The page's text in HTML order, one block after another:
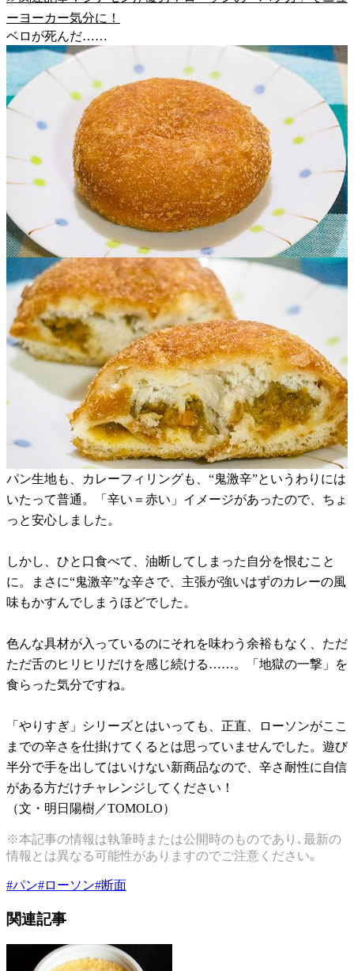
ーヨーカー気分に！
ベロが死んだ……
パン生地も、カレーフィリングも、“鬼激辛”というわりには
いたって普通。「辛い＝赤い」イメージがあったので、ちょ
っと安心しました。
しかし、ひと口食べて、油断してしまった自分を恨むこと
に。まさに“鬼激辛”な辛さで、主張が強いはずのカレーの風
味もかすんでしまうほどでした。
色んな具材が入っているのにそれを味わう余裕もなく、ただ
ただ舌のヒリヒリだけを感じ続ける……。「地獄の一撃」を
食らった気分ですね。
「やりすぎ」シリーズとはいっても、正直、ローソンがここ
までの辛さを仕掛けてくるとは思っていませんでした。遊び
半分で手を出してはいけない新商品なので、辛さ耐性に自信
がある方だけチャレンジしてください！
（文・明日陽樹／TOMOLO）
※本記事の情報は執筆時または公開時のものであり､最新の
情報とは異なる可能性がありますのでご注意ください｡
#パン#ローソン#断面
関連記事